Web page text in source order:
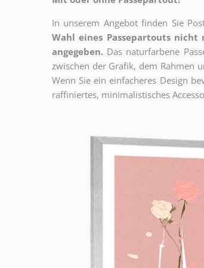
In unserem Angebot finden Sie
Wahl eines Passepartouts nicht
angegeben. Das naturfarbene
zwischen der Grafik, dem Rahmen
Wenn Sie ein einfacheres Design
raffiniertes, minimalistisches